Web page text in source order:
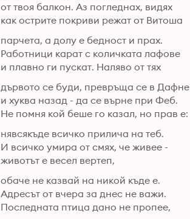
от твоя балкон. Аз погледнах, видях
как острите покриви режат от Витоша
парчета, а долу е бедност и прах.
Работници карат с количката лафове
и плавно ги пускат. Наляво от тях
дървото се буди, превръща се в Дафне
и хуква назад - да се върне при Феб.
Не помня кой беше го казал, но прав е:
нявсякъде всичко прилича на теб.
И всичко умира от смях, че живее -
животът е весел вертеп,
обаче не казвай на никой къде е.
Адресът от вчера за днес не важи.
Последната птица дано не пропее,